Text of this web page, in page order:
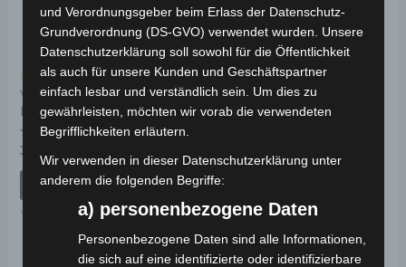
Kostenloser Versand
VS2 HINTERER
KOTFLÜGEL
Bewertet
mit
0
39,00
IN DEN WARENKORB
VS2
Kostenloser Versand
VS2 VORDERES RAD
0
von
5
IN DEN WARENKORB
und Verordnungsgeber beim Erlass der Datenschutz-
Grundverordnung (DS-GVO) verwendet wurden. Unsere
Datenschutzerklärung soll sowohl für die Öffentlichkeit
als auch für unsere Kunden und Geschäftspartner
einfach lesbar und verständlich sein. Um dies zu
gewährleisten, möchten wir vorab die verwendeten
Begrifflichkeiten erläutern.
Wir verwenden in dieser Datenschutzerklärung unter
anderem die folgenden Begriffe:
a) personenbezogene Daten
Personenbezogene Daten sind alle Informationen,
die sich auf eine identifizierte oder identifizierbare